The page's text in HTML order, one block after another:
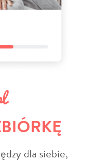
dla siebie,